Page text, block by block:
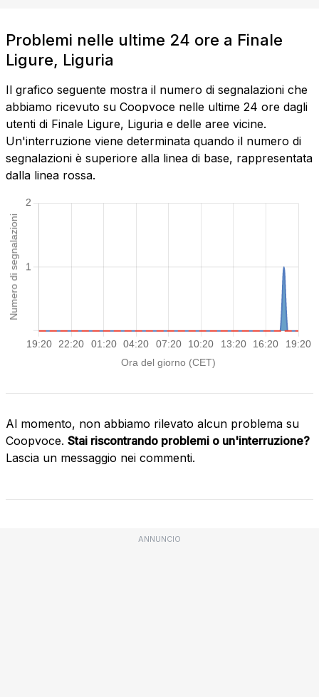
Problemi nelle ultime 24 ore a Finale
Ligure, Liguria
Il grafico seguente mostra il numero di segnalazioni che
abbiamo ricevuto su Coopvoce nelle ultime 24 ore dagli
utenti di Finale Ligure, Liguria e delle aree vicine.
Un'interruzione viene determinata quando il numero di
segnalazioni è superiore alla linea di base, rappresentata
dalla linea rossa.
Al momento, non abbiamo rilevato alcun problema su
Coopvoce. Stai riscontrando problemi o un'interruzione?
Lascia un messaggio nei commenti.
ANNUNCIO